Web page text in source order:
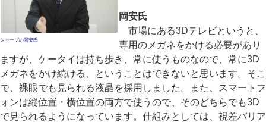
シャープの岡安氏
岡安氏
市場にある3Dテレビというと、
専用のメガネをかける必要があり
ますが、ケータイは持ち歩き、常に使うものなので、常に3D
メガネをかけ続ける、ということはできないと思います。そこ
で、裸眼でも見られる液晶を採用しました。また、スマートフ
ォンは縦位置・横位置の両方で使うので、そのどちらでも3D
で見られるようになっています。仕組みとしては、視差バリア